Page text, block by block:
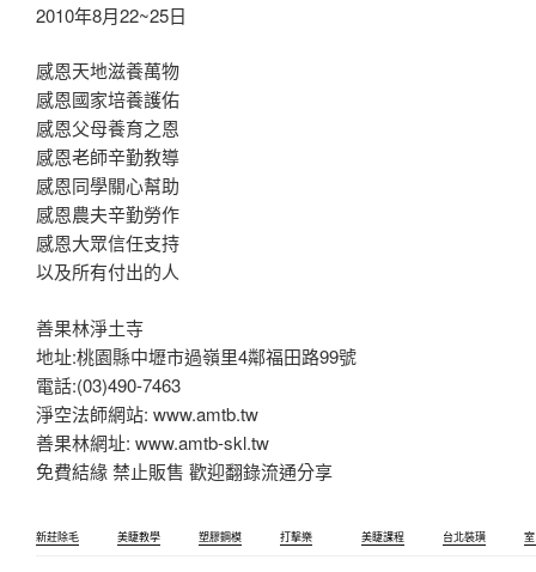
2010年8月22~25日
感恩天地滋養萬物
感恩國家培養護佑
感恩父母養育之恩
感恩老師辛勤教導
感恩同學關心幫助
感恩農夫辛勤勞作
感恩大眾信任支持
以及所有付出的人
善果林淨土寺
地址:桃園縣中壢市過嶺里4鄰福田路99號
電話:(03)490-7463
淨空法師網站: www.amtb.tw
善果林網址: www.amtb-skl.tw
免費結緣 禁止販售 歡迎翻錄流通分享
新莊除毛 美睫教學 塑膠鋼模 打擊樂 美睫課程 台北裝璜